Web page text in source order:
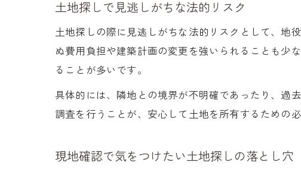
土地探しで見逃しがちな法的リスク
土地探しの際に見逃しがちな法的リスクとして、地
ぬ費用負担や建築計画の変更を強いられることも少
ることが多いです。
具体的には、隣地との境界が不明確であったり、過
調査を行うことが、安心して土地を所有するための
現地確認で気をつけたい土地探しの落とし穴